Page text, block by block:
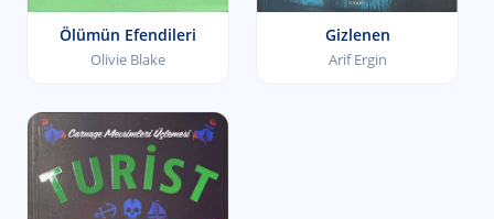
Ölümün Efendileri
Olivie Blake
Gizlenen
Arif Ergin